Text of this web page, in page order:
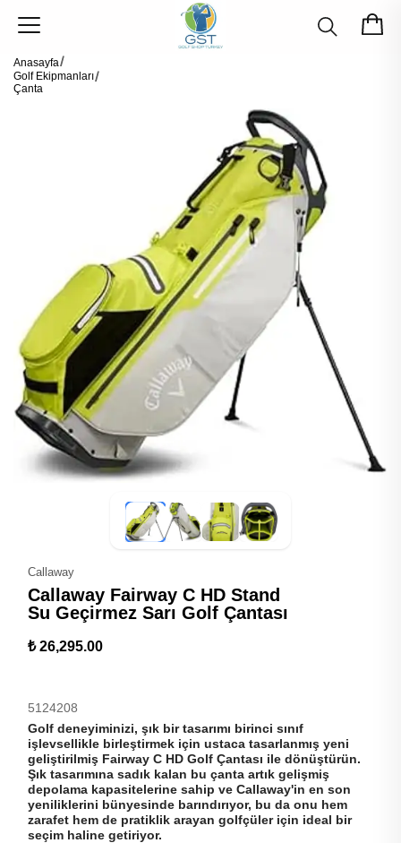
Anasayfa
Golf Ekipmanları
Çanta
Callaway
Callaway Fairway C HD Stand
Su Geçirmez Sarı Golf Çantası
₺ 26,295.00
5124208
Golf deneyiminizi, şık bir tasarımı birinci sınıf
işlevsellikle birleştirmek için ustaca tasarlanmış yeni
geliştirilmiş Fairway C HD Golf Çantası ile dönüştürün.
Şık tasarımına sadık kalan bu çanta artık gelişmiş
depolama kapasitelerine sahip ve Callaway'in en son
yeniliklerini bünyesinde barındırıyor, bu da onu hem
zarafet hem de pratiklik arayan golfçüler için ideal bir
seçim haline getiriyor.